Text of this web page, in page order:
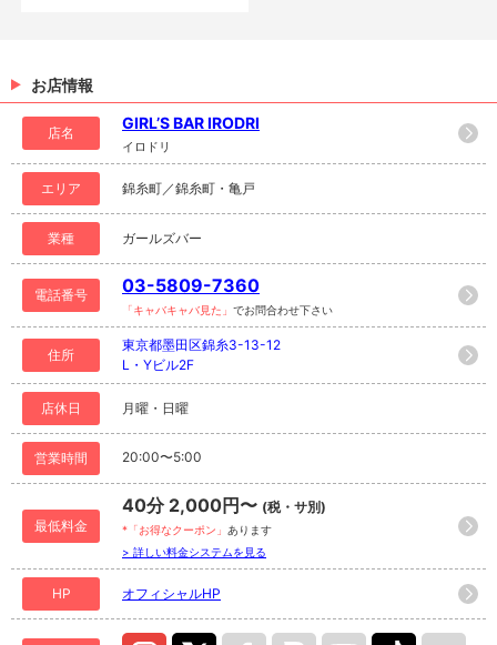
お店情報
店名
GIRL’S BAR IRODRI
イロドリ
エリア 錦糸町／錦糸町・亀戸
業種 ガールズバー
電話番号 03-5809-7360
「キャバキャバ見た」 でお問合わせ下さい
住所
東京都墨田区錦糸3-13-12
L・Yビル2F
店休日 月曜・日曜
営業時間 20:00〜5:00
最低料金
40分 2,000円〜 (税・サ別)
*「お得なクーポン」 あります
> 詳しい料金システムを見る
HP オフィシャルHP